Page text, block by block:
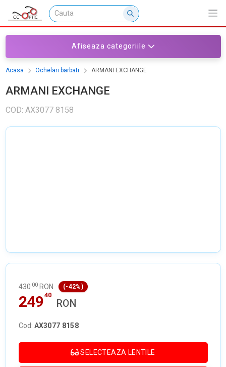
Afiseaza categoriile
Acasa Ochelari barbati ARMANI EXCHANGE
ARMANI EXCHANGE
COD: AX3077 8158
430 00 RON (-42%)
24940
RON
Cod: AX3077 8158
SELECTEAZA LENTILE